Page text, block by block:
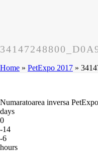
Home » PetExpo 2017 »
Numaratoarea inversa PetExpo
days
0
-14
-6
hours